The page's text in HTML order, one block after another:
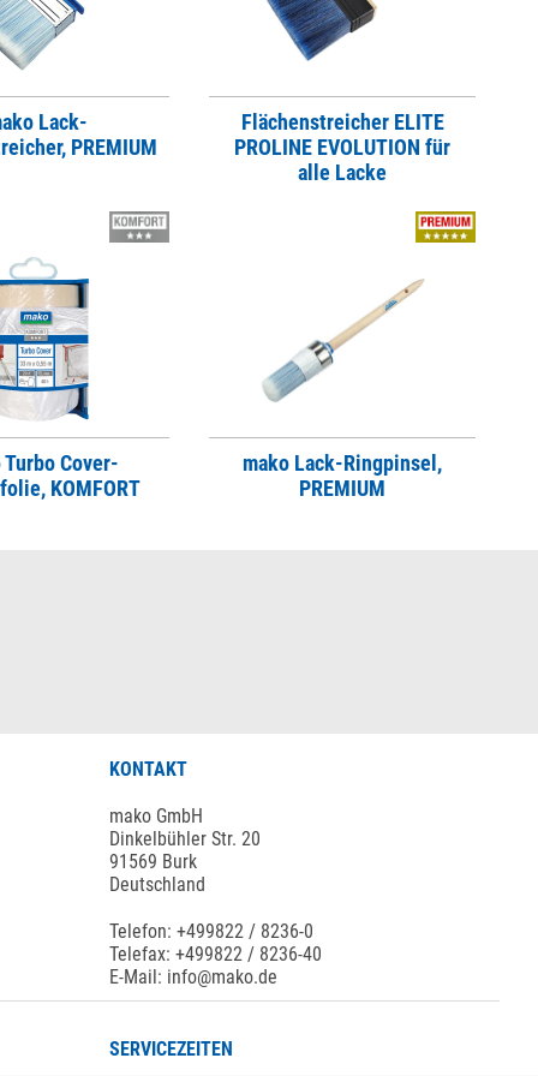
Lack-
PREMIUM
Flächenstreicher ELITE
PROLINE EVOLUTION für
alle Lacke
Turbo Cover-
KOMFORT
mako Lack-Ringpinsel,
PREMIUM
KONTAKT
mako GmbH
Dinkelbühler Str. 20
91569 Burk
Deutschland
Telefon: +499822 / 8236-0
Telefax: +499822 / 8236-40
E-Mail: info@mako.de
SERVICEZEITEN